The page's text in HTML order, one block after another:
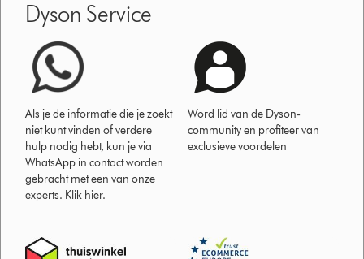
Dyson Service
Als je de informatie die je zoekt
niet kunt vinden of verdere
hulp nodig hebt, kun je via
WhatsApp in contact worden
gebracht met een van onze
experts. Klik hier.
Word lid van de Dyson-
community en profiteer van
exclusieve voordelen